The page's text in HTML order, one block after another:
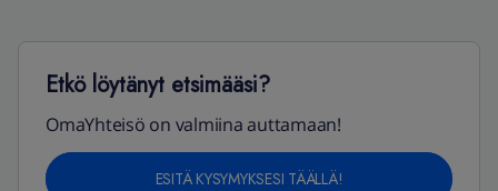
Etkö löytänyt etsimääsi?
OmaYhteisö on valmiina auttamaan!
ESITÄ KYSYMYKSESI TÄÄLLÄ!